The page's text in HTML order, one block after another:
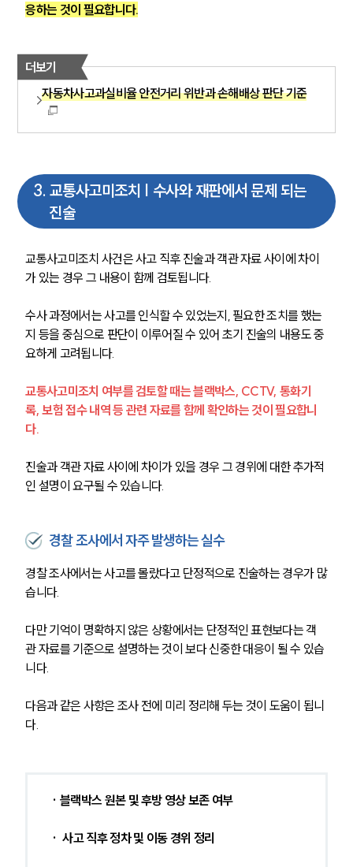
응하는 것이 필요합니다.
더보기
자동차사고과실비율 안전거리 위반과 손해배상 판단 기준
3. 교통사고미조치 | 수사와 재판에서 문제 되는
진술
교통사고미조치 사건은 사고 직후 진술과 객관 자료 사이에 차이
가 있는 경우 그 내용이 함께 검토됩니다.
수사 과정에서는 사고를 인식할 수 있었는지, 필요한 조치를 했는
지 등을 중심으로 판단이 이루어질 수 있어 초기 진술의 내용도 중
요하게 고려됩니다.
교통사고미조치 여부를 검토할 때는 블랙박스, CCTV, 통화기
록, 보험 접수 내역 등 관련 자료를 함께 확인하는 것이 필요합니
다.
진술과 객관 자료 사이에 차이가 있을 경우 그 경위에 대한 추가적
인 설명이 요구될 수 있습니다.
경찰 조사에서 자주 발생하는 실수
경찰 조사에서는 사고를 몰랐다고 단정적으로 진술하는 경우가 많
습니다.
다만 기억이 명확하지 않은 상황에서는 단정적인 표현보다는 객
관 자료를 기준으로 설명하는 것이 보다 신중한 대응이 될 수 있습
니다.
다음과 같은 사항은 조사 전에 미리 정리해 두는 것이 도움이 됩니
다.
· 블랙박스 원본 및 후방 영상 보존 여부
·  사고 직후 정차 및 이동 경위 정리